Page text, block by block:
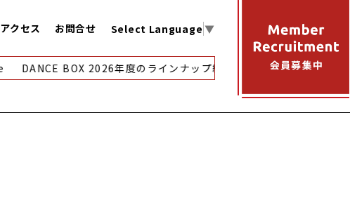
アクセス お問合せ Select Language ▼
DANCE BOX 2026年度のラインナップ紹介 【アーカイブ映像配